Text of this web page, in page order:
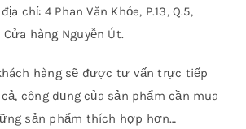
chỉ: 4 Phan Văn Khỏe, P.13, Q.5,
Cửa hàng Nguyễn Út.
hàng sẽ được tư vấn trực tiếp
công dụng của sản phẩm cần mua
sản phẩm thích hợp hơn…